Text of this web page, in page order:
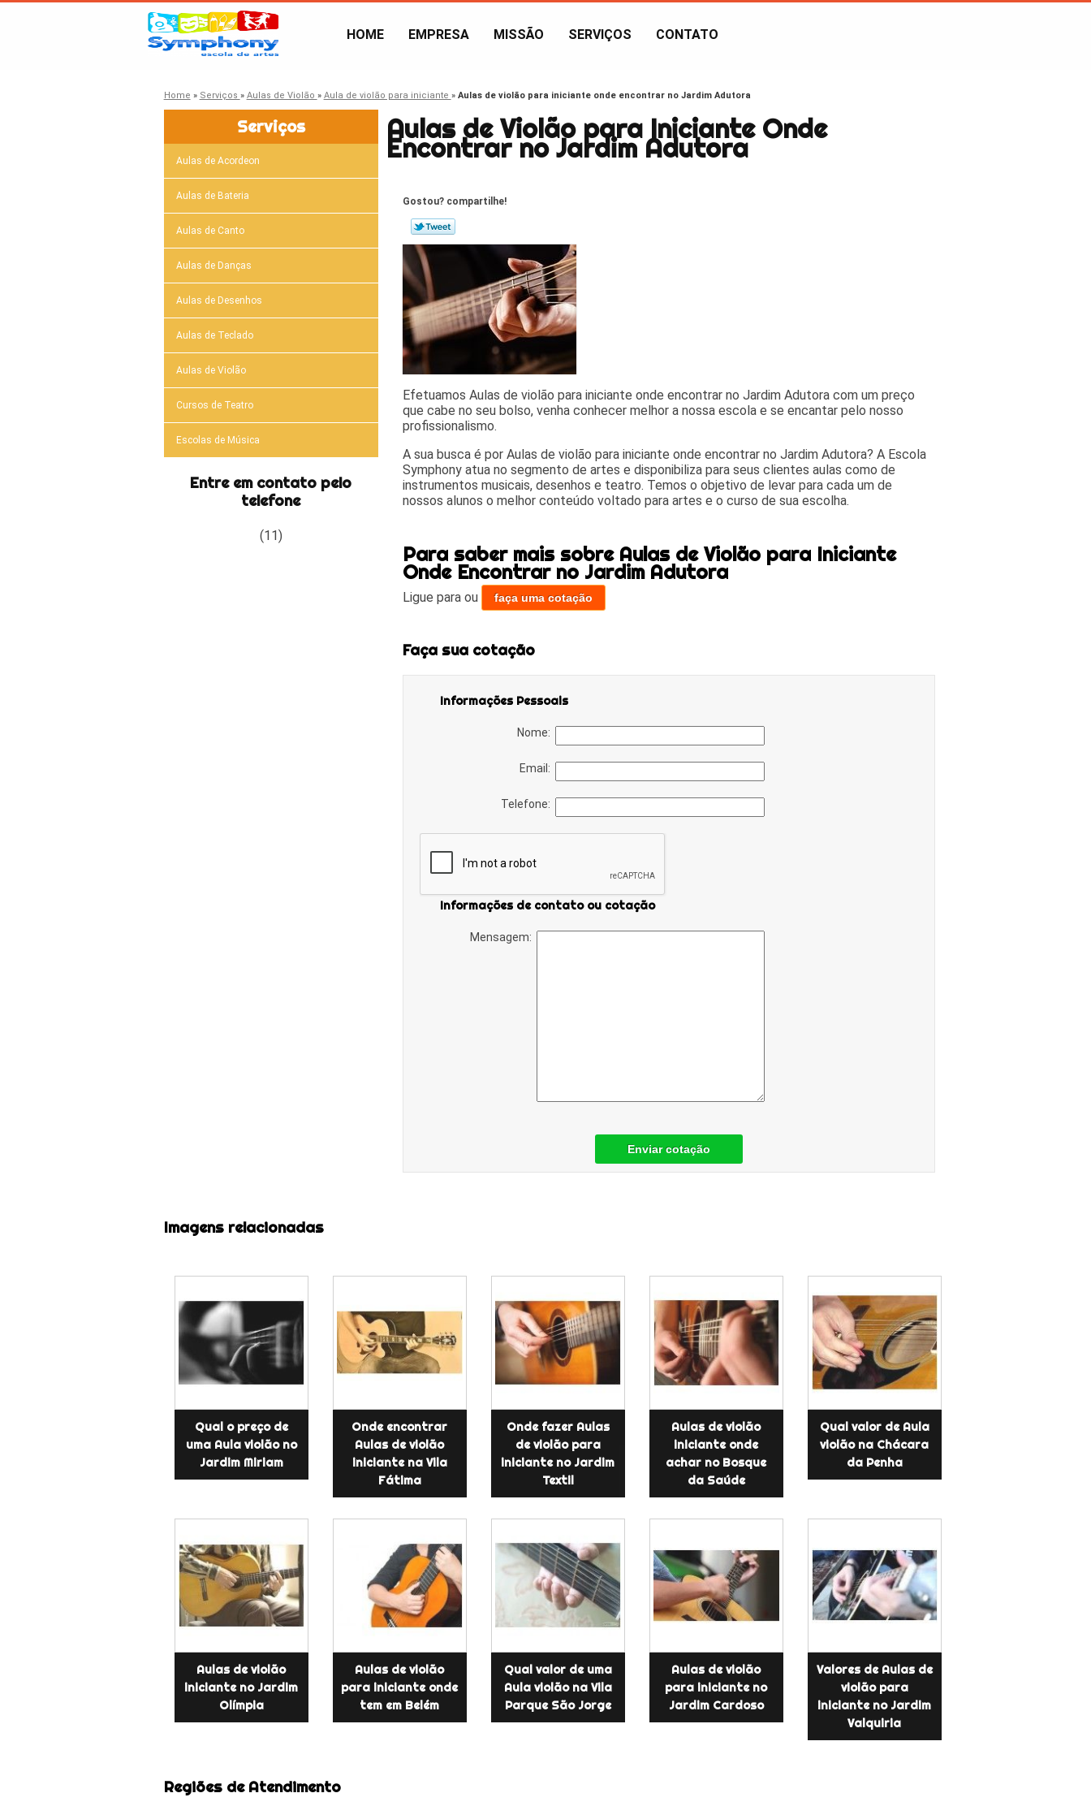
HOME EMPRESA MISSÃO SERVIÇOS CONTATO
Home » Serviços » Aulas de Violão » Aula de violão para iniciante » Aulas de violão para iniciante onde encontrar no Jardim Adutora
Serviços
Aulas de Acordeon
Aulas de Bateria
Aulas de Canto
Aulas de Danças
Aulas de Desenhos
Aulas de Teclado
Aulas de Violão
Cursos de Teatro
Escolas de Música
Entre em contato pelo
telefone
(11)
Aulas de Violão para Iniciante Onde
Encontrar no Jardim Adutora
Gostou? compartilhe!
Efetuamos Aulas de violão para iniciante onde encontrar no Jardim Adutora com um preço
que cabe no seu bolso, venha conhecer melhor a nossa escola e se encantar pelo nosso
profissionalismo.
A sua busca é por Aulas de violão para iniciante onde encontrar no Jardim Adutora? A Escola
Symphony atua no segmento de artes e disponibiliza para seus clientes aulas como de
instrumentos musicais, desenhos e teatro. Temos o objetivo de levar para cada um de
nossos alunos o melhor conteúdo voltado para artes e o curso de sua escolha.
Para saber mais sobre Aulas de Violão para Iniciante
Onde Encontrar no Jardim Adutora
Ligue para ou faça uma cotação
Faça sua cotação
Informações Pessoais
Nome:
Email:
Telefone:
Informações de contato ou cotação
Mensagem:
Enviar cotação
Imagens relacionadas
Qual o preço de
uma Aula violão no
Jardim Miriam
Onde encontrar
Aulas de violão
iniciante na Vila
Fátima
Onde fazer Aulas
de violão para
iniciante no Jardim
Textil
Aulas de violão
iniciante onde
achar no Bosque
da Saúde
Qual valor de Aula
violão na Chácara
da Penha
Aulas de violão
iniciante no Jardim
Olímpia
Aulas de violão
para iniciante onde
tem em Belém
Qual valor de uma
Aula violão na Vila
Parque São Jorge
Aulas de violão
para iniciante no
Jardim Cardoso
Valores de Aulas de
violão para
iniciante no Jardim
Valquiria
Regiões de Atendimento